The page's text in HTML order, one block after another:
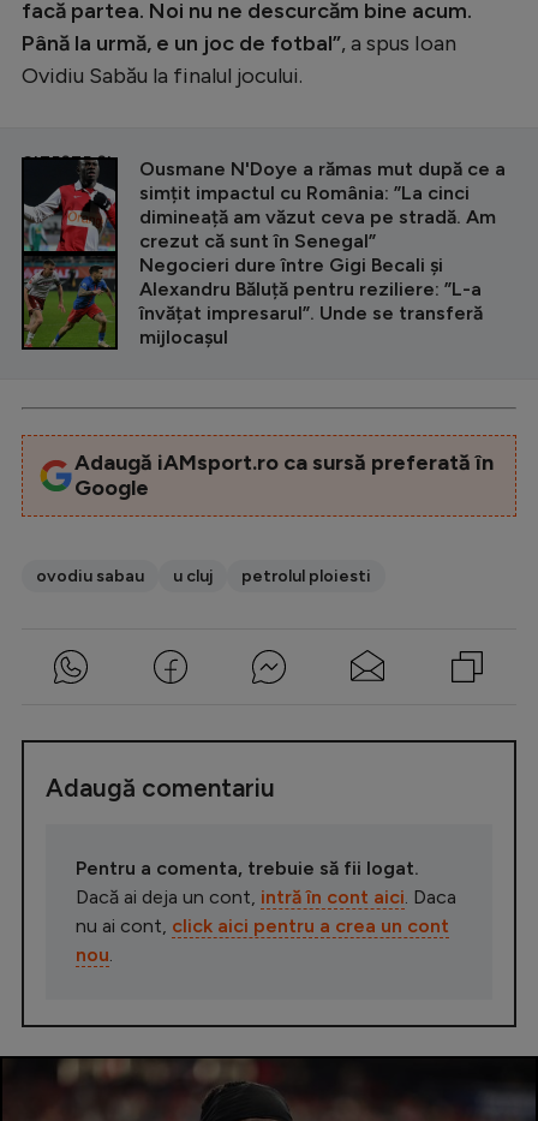
facă partea. Noi nu ne descurcăm bine acum.
Până la urmă, e un joc de fotbal”, a spus Ioan
Ovidiu Sabău la finalul jocului.
CITEȘTE ȘI
Ousmane N'Doye a rămas mut după ce a
simțit impactul cu România: ”La cinci
dimineață am văzut ceva pe stradă. Am
crezut că sunt în Senegal”
Negocieri dure între Gigi Becali și
Alexandru Băluță pentru reziliere: ”L-a
învățat impresarul”. Unde se transferă
mijlocașul
Adaugă iAMsport.ro ca sursă preferată în
Google
ovodiu sabau u cluj petrolul ploiesti
Adaugă comentariu
Pentru a comenta, trebuie să fii logat.
Dacă ai deja un cont, intră în cont aici . Daca
nu ai cont, click aici pentru a crea un cont
nou